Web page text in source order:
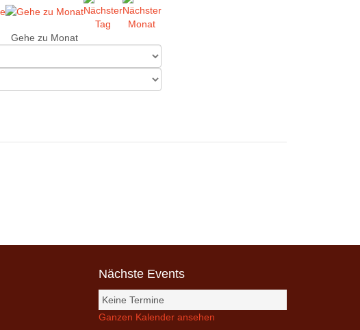
Gehe zu Monat
Nächste Events
Keine Termine
Ganzen Kalender ansehen